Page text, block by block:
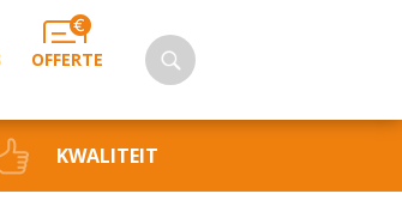
OFFERTE
KWALITEIT